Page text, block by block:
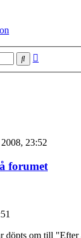
Sök
23:52
forumet
döpts om till "Efter